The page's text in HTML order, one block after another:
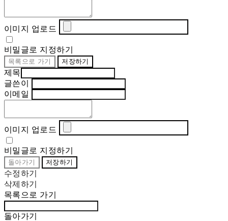
이미지 업로드
비밀글로 지정하기
목록으로 가기 저장하기
제목
글쓴이
이메일
이미지 업로드
비밀글로 지정하기
돌아가기 저장하기
수정하기
삭제하기
목록으로 가기
돌아가기